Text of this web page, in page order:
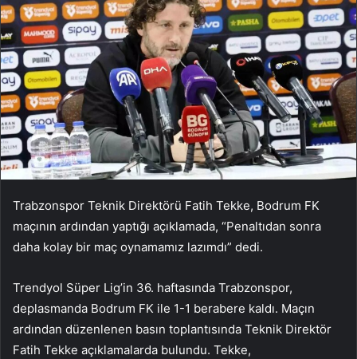
Trabzonspor Teknik Direktörü Fatih Tekke, Bodrum FK
maçının ardından yaptığı açıklamada, “Penaltıdan sonra
daha kolay bir maç oynamamız lazımdı” dedi.
Trendyol Süper Lig’in 36. haftasında Trabzonspor,
deplasmanda Bodrum FK ile 1-1 berabere kaldı. Maçın
ardından düzenlenen basın toplantısında Teknik Direktör
Fatih Tekke açıklamalarda bulundu. Tekke,